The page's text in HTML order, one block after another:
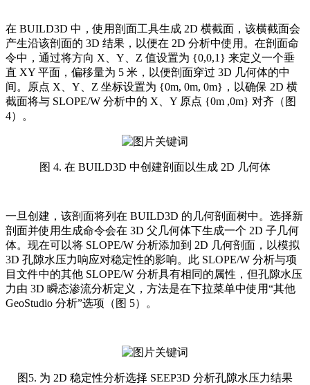
在 BUILD3D 中，使用剖面工具生成 2D 横截面，该横截面会
产生沿该剖面的 3D 结果，以便在 2D 分析中使用。在剖面命
令中，通过将方向 X、Y、Z 值设置为 {0,0,1} 来定义一个垂
直 XY 平面，偏移量为 5 米，以便剖面穿过 3D 几何体的中
间。原点 X、Y、Z 坐标设置为 {0m, 0m, 0m}，以确保 2D 横
截面将与 SLOPE/W 分析中的 X、Y 原点 {0m ,0m} 对齐（图
4）。
图 4. 在 BUILD3D 中创建剖面以生成 2D 几何体
一旦创建，该剖面将列在 BUILD3D 的几何剖面树中。选择新
剖面并使用生成命令会在 3D 父几何体下生成一个 2D 子几何
体。现在可以将 SLOPE/W 分析添加到 2D 几何剖面，以模拟
3D 孔隙水压力响应对稳定性的影响。此 SLOPE/W 分析与项
目文件中的其他 SLOPE/W 分析具有相同的属性，但孔隙水压
力由 3D 瞬态渗流分析定义，方法是在下拉菜单中使用“其他
GeoStudio 分析”选项（图 5）。
图5. 为 2D 稳定性分析选择 SEEP3D 分析孔隙水压力结果